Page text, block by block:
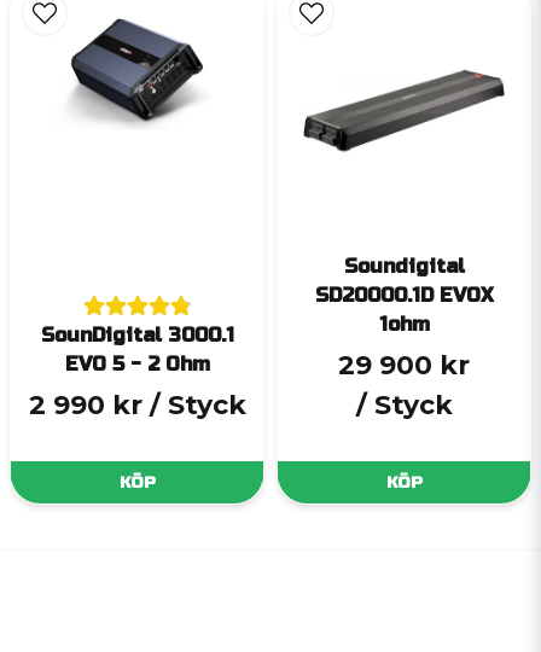
SounDigital 3000.1
EVO 5 - 2 Ohm
2 990 kr / Styck
KÖP
Soundigital
SD20000.1D EVOX
1ohm
29 900 kr
/ Styck
KÖP